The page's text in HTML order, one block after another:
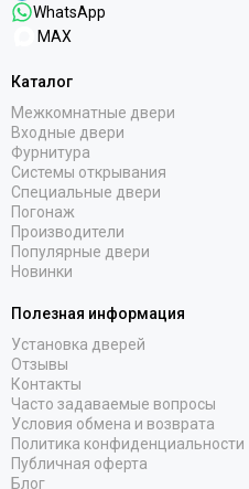
WhatsApp
MAX
Каталог
Межкомнатные двери
Входные двери
Фурнитура
Системы открывания
Специальные двери
Погонаж
Производители
Популярные двери
Новинки
Полезная информация
Установка дверей
Отзывы
Контакты
Часто задаваемые вопросы
Условия обмена и возврата
Политика конфиденциальности
Публичная оферта
Блог